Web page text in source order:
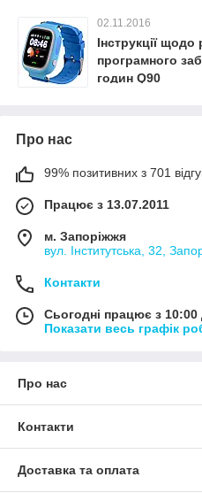
02.11.2016
Інструкції
програмного
годин Q90
Про нас
99% позитивних з 701
Працює з 13.07.2011
м. Запоріжжя
вул. Інститутська, 32,
Контакти
Сьогодні працює з 10:00
Показати весь графік
Про нас
Контакти
Доставка та оплата